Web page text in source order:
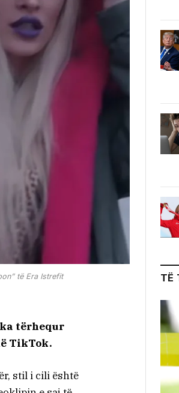
të Era Istrefit
tërhequr
TikTok.
stil i cili është
TË